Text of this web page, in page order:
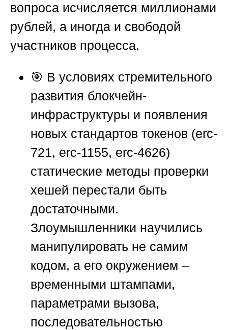
вопроса исчисляется миллионами
рублей, а иногда и свободой
участников процесса.
🎯 В условиях стремительного
развития блокчейн-
инфраструктуры и появления
новых стандартов токенов (erc-
721, erc-1155, erc-4626)
статические методы проверки
хешей перестали быть
достаточными.
Злоумышленники научились
манипулировать не самим
кодом, а его окружением –
временными штампами,
параметрами вызова,
последовательностью